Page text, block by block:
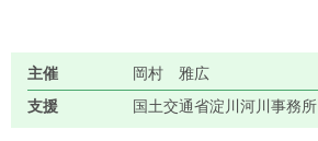
主催
岡村 雅広
支援
国土交通省淀川河川事務所